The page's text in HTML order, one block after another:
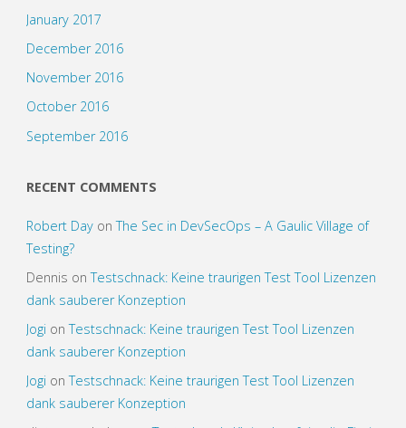
January 2017
December 2016
November 2016
October 2016
September 2016
RECENT COMMENTS
Robert DayonThe Sec in DevSecOps – A Gaulic Village of
Testing?
Dennis onTestschnack: Keine traurigen Test Tool Lizenzen
dank sauberer Konzeption
Jogi onTestschnack: Keine traurigen Test Tool Lizenzen
dank sauberer Konzeption
Jogi onTestschnack: Keine traurigen Test Tool Lizenzen
dank sauberer Konzeption